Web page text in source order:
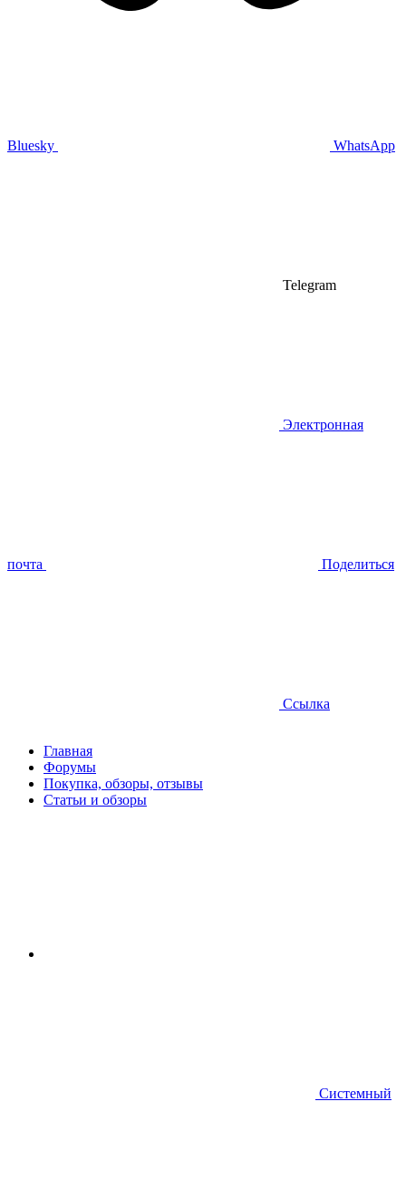
Bluesky WhatsApp
Telegram
Электронная
почта Поделиться
Ссылка
Главная
Форумы
Покупка, обзоры, отзывы
Статьи и обзоры
Системный